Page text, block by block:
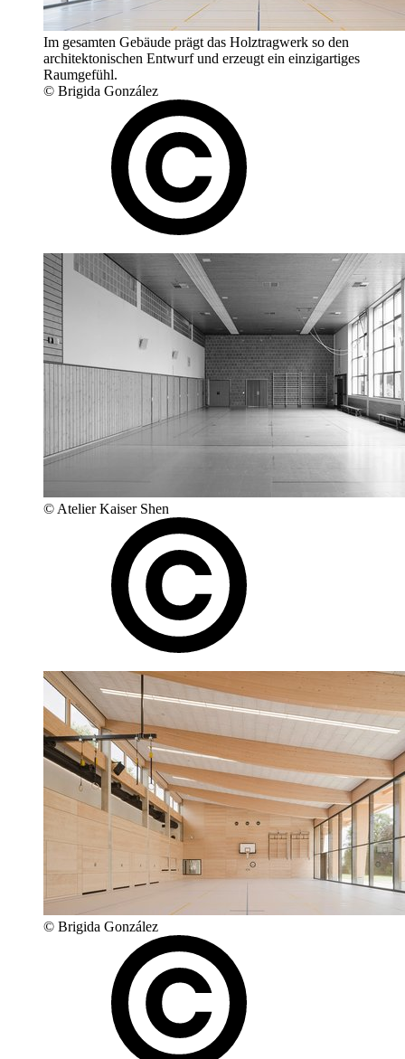
Im gesamten Gebäude prägt das Holztragwerk so den
architektonischen Entwurf und erzeugt ein einzigartiges
Raumgefühl.
© Brigida González
© Atelier Kaiser Shen
© Brigida González